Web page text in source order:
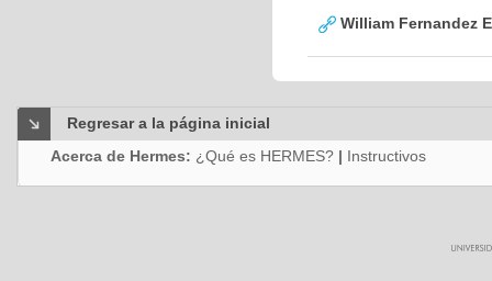
William Fernandez
Regresar a la página inicial
Acerca de Hermes: ¿Qué es HERMES? | Instructivos